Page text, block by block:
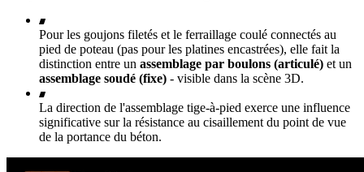
Pour les goujons filetés et le ferraillage coulé connectés au
pied de poteau (pas pour les platines encastrées), elle fait la
distinction entre un assemblage par boulons (articulé) et un
assemblage soudé (fixe) - visible dans la scène 3D.
La direction de l'assemblage tige-à-pied exerce une influence
significative sur la résistance au cisaillement du point de vue
de la portance du béton.